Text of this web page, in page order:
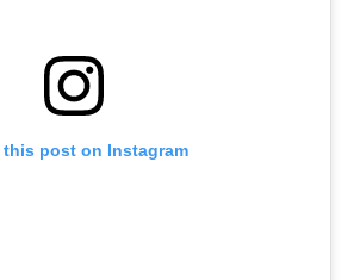
this post on Instagram